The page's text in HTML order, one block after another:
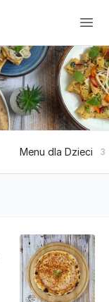
Menu dla Dzieci 3